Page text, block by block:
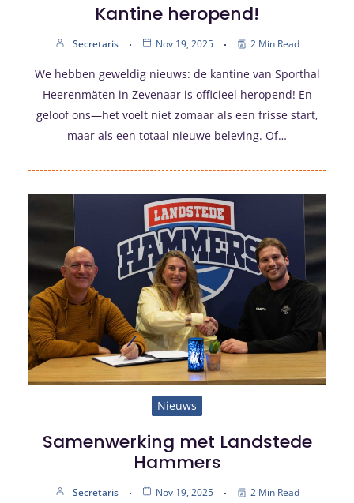
Kantine heropend!
Secretaris Nov 19, 2025 2 Min Read
We hebben geweldig nieuws: de kantine van Sporthal
Heerenmäten in Zevenaar is officieel heropend! En
geloof ons—het voelt niet zomaar als een frisse start,
maar als een totaal nieuwe beleving. Of…
Nieuws
Samenwerking met Landstede
Hammers
Secretaris Nov 19, 2025 2 Min Read